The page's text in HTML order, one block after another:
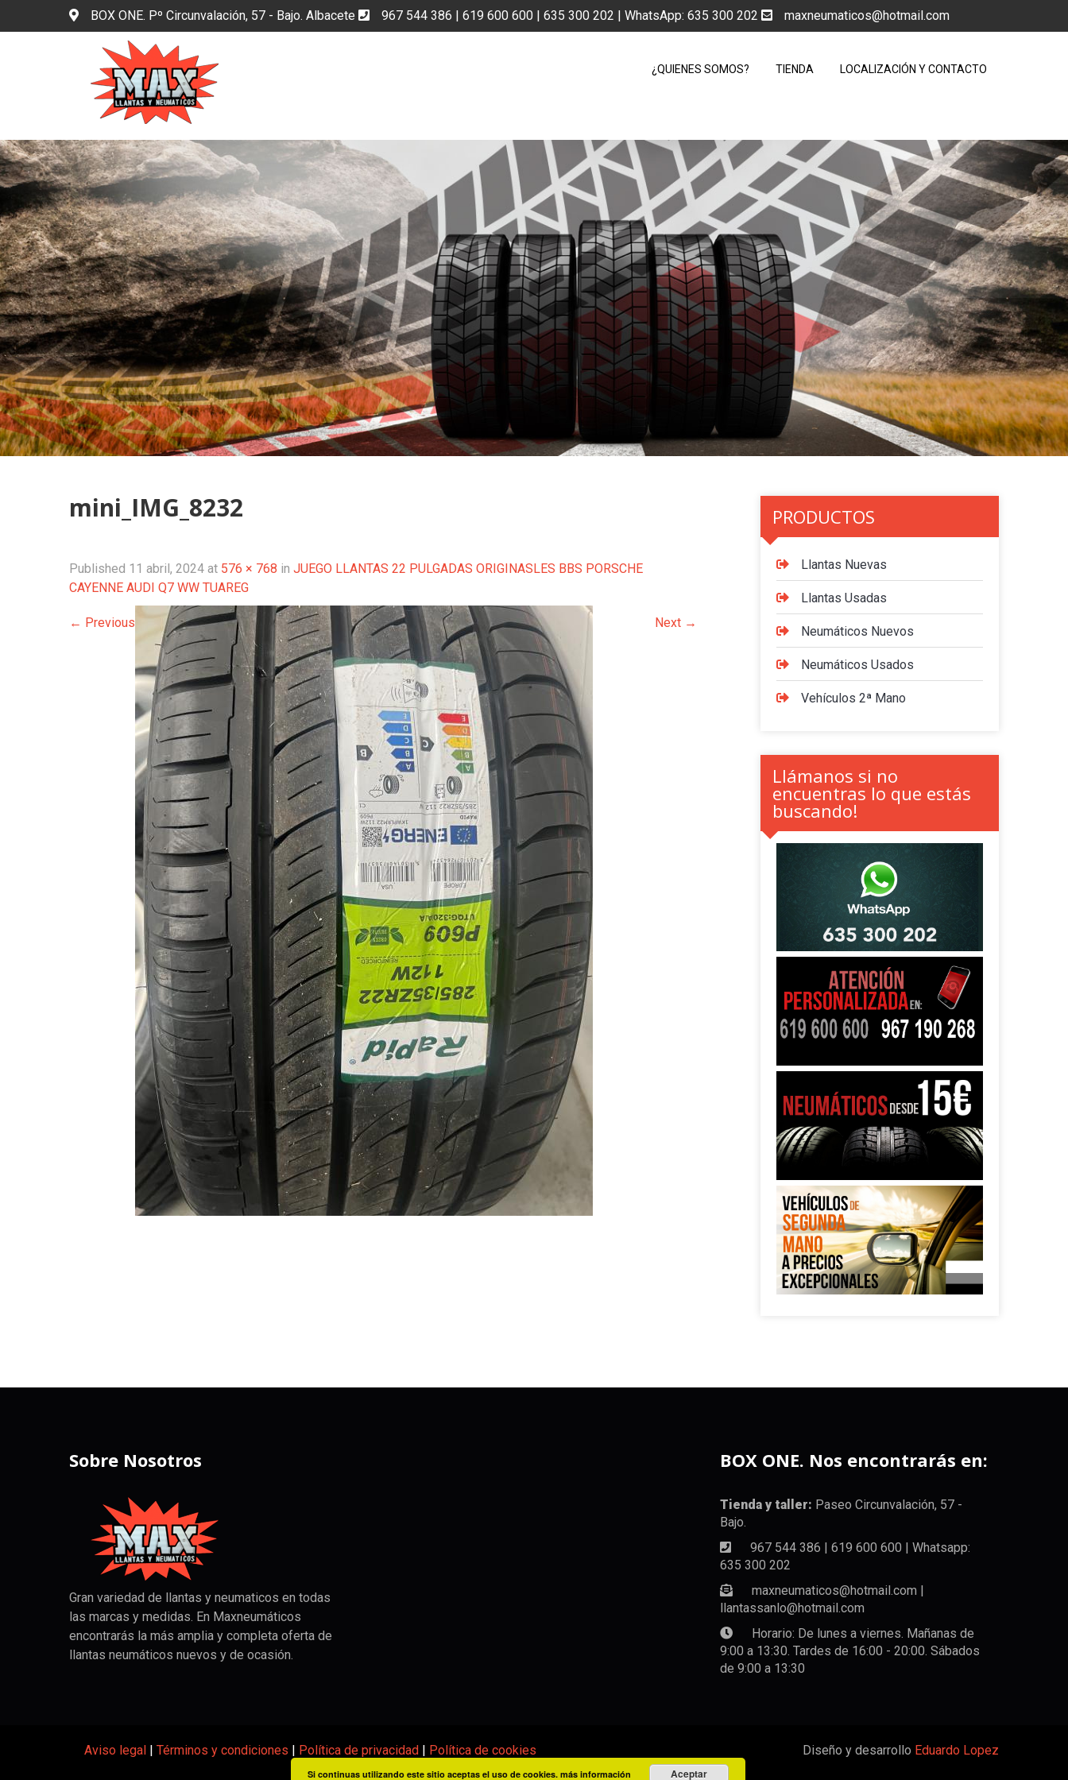
BOX ONE. Pº Circunvalación, 57 - Bajo. Albacete 967 544 386 | 619 600 600 | 635 300 202 | WhatsApp: 635 300 202 maxneumaticos@hotmail.com
¿QUIENES SOMOS? TIENDA LOCALIZACIÓN Y CONTACTO
mini_IMG_8232
Published 11 abril, 2024 at 576 × 768 in JUEGO LLANTAS 22 PULGADAS ORIGINASLES BBS PORSCHE
CAYENNE AUDI Q7 WW TUAREG
← Previous Next →
PRODUCTOS
Llantas Nuevas
Llantas Usadas
Neumáticos Nuevos
Neumáticos Usados
Vehículos 2ª Mano
Llámanos si no
encuentras lo que estás
buscando!
Sobre Nosotros
Gran variedad de llantas y neumaticos en todas
las marcas y medidas. En Maxneumáticos
encontrarás la más amplia y completa oferta de
llantas neumáticos nuevos y de ocasión.
BOX ONE. Nos encontrarás en:
Tienda y taller: Paseo Circunvalación, 57 -
Bajo.
967 544 386 | 619 600 600 | Whatsapp:
635 300 202
maxneumaticos@hotmail.com |
llantassanlo@hotmail.com
Horario: De lunes a viernes. Mañanas de
9:00 a 13:30. Tardes de 16:00 - 20:00. Sábados
de 9:00 a 13:30
Aviso legal| Términos y condiciones | Política de privacidad| Política de cookies Diseño y desarrollo Eduardo Lopez
Si continuas utilizando este sitio aceptas el uso de cookies. más información Aceptar